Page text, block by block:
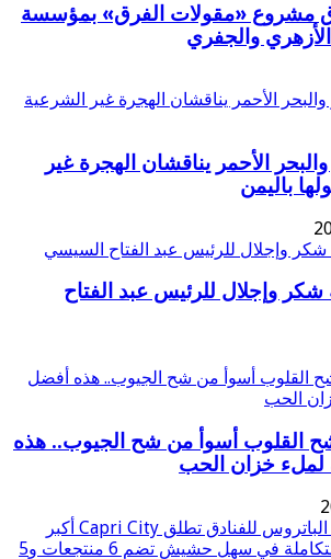
مشروع «مقولات الفرق» بمؤسسة
والجفري
الأحمر يناقشان الهجرة غير
باليمن
شكر وإجلال للرئيس عبد الفتاح
القلوب أسوأ من شح الجيوب.. هذه
لملء خزان الحب